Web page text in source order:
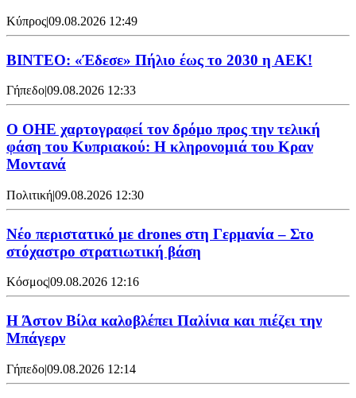
Κύπρος|09.08.2026 12:49
ΒΙΝΤΕΟ: «Έδεσε» Πήλιο έως το 2030 η ΑΕΚ!
Γήπεδο09.08.2026 12:33
Ο ΟΗΕ χαρτογραφεί τον δρόμο προς την τελική
φάση του Κυπριακού: Η κληρονομιά του Κραν
Μοντανά
Πολιτική|09.08.2026 12:30
Νέο περιστατικό με drones στη Γερμανία – Στο
στόχαστρο στρατιωτική βάση
Κόσμος|09.08.2026 12:16
Η Άστον Βίλα καλοβλέπει Παλίνια και πιέζει την
Μπάγερν
Γήπεδο|09.08.2026 12:14